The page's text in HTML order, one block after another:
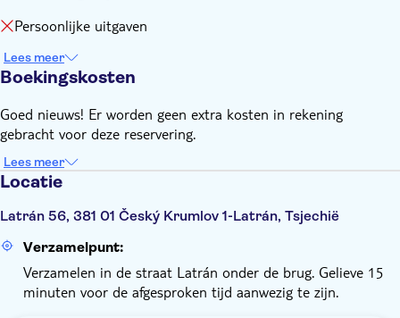
Persoonlijke uitgaven
Lees meer
Boekingskosten
Goed nieuws! Er worden geen extra kosten in rekening
gebracht voor deze reservering.
Lees meer
Locatie
Latrán 56, 381 01 Český Krumlov 1-Latrán, Tsjechië
Verzamelpunt:
Verzamelen in de straat Latrán onder de brug. Gelieve 15
minuten voor de afgesproken tijd aanwezig te zijn.